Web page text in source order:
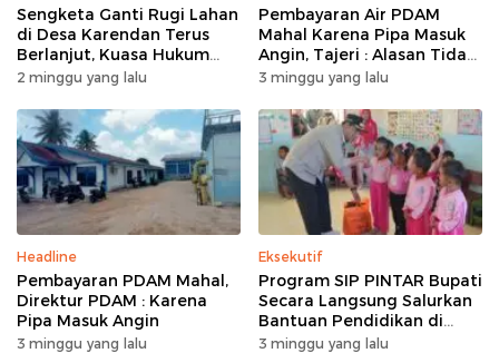
Sengketa Ganti Rugi Lahan
di Desa Karendan Terus
Berlanjut, Kuasa Hukum
Ajukan Kasasi
2 minggu yang lalu
Pembayaran Air PDAM
Mahal Karena Pipa Masuk
Angin, Tajeri : Alasan Tidak
Masuk Akal
3 minggu yang lalu
Headline
Pembayaran PDAM Mahal,
Direktur PDAM : Karena
Pipa Masuk Angin
3 minggu yang lalu
Eksekutif
Program SIP PINTAR Bupati
Secara Langsung Salurkan
Bantuan Pendidikan di
Desa Mampuak ll
3 minggu yang lalu